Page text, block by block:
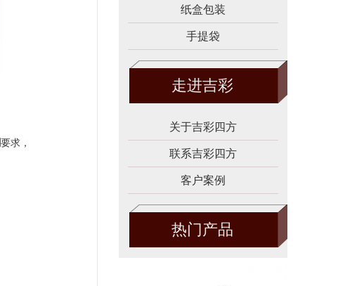
要求，
纸盒包装
手提袋
走进吉彩
关于吉彩四方
联系吉彩四方
客户案例
热门产品